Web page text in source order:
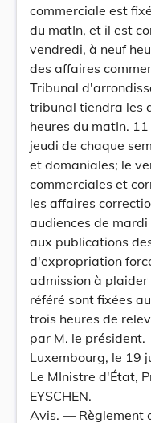
commerciale est
du matIn, et il est
vendredi, à neuf
des affaires
Tribunal
tribunal tiendra les
heures du matIn.
jeudi de chaque
et domaniales; le
commerciales et
les affaires
audiences de
aux publications
d'expropriation
admission à plaider
référé sont fixées
trois heures de
par M. le président.
Luxembourg, le 19
Le MInistre d'État,
EYSCHEN.
Avis. — Règlement